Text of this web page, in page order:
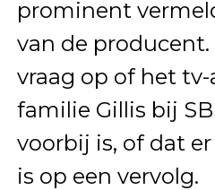
prominent
van de
vraag op of het
familie Gillis bij
voorbij is, of dat
is op een vervolg.